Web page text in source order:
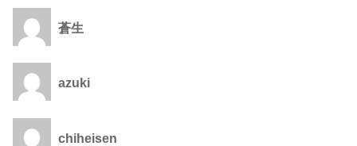
蒼生
azuki
chiheisen